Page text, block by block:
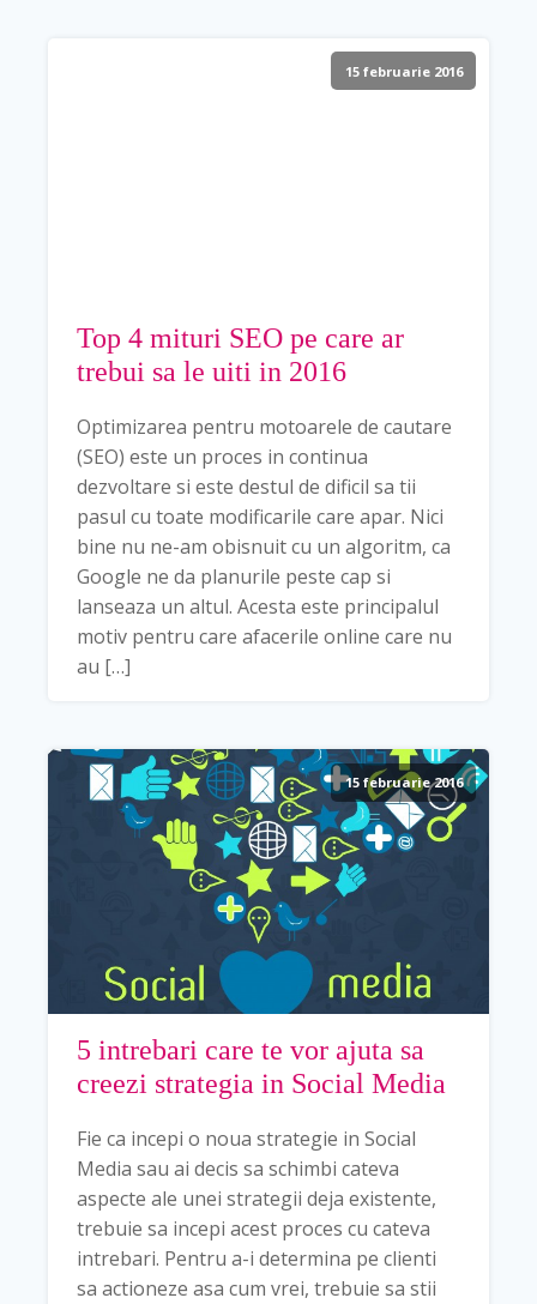
15 februarie 2016
Top 4 mituri SEO pe care ar
trebui sa le uiti in 2016
Optimizarea pentru motoarele de cautare
(SEO) este un proces in continua
dezvoltare si este destul de dificil sa tii
pasul cu toate modificarile care apar. Nici
bine nu ne-am obisnuit cu un algoritm, ca
Google ne da planurile peste cap si
lanseaza un altul. Acesta este principalul
motiv pentru care afacerile online care nu
au […]
15 februarie 2016
5 intrebari care te vor ajuta sa
creezi strategia in Social Media
Fie ca incepi o noua strategie in Social
Media sau ai decis sa schimbi cateva
aspecte ale unei strategii deja existente,
trebuie sa incepi acest proces cu cateva
intrebari. Pentru a-i determina pe clienti
sa actioneze asa cum vrei, trebuie sa stii